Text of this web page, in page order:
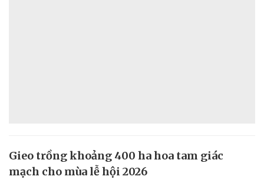
Gieo trồng khoảng 400 ha hoa tam giác
mạch cho mùa lễ hội 2026